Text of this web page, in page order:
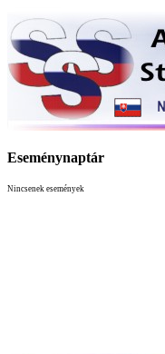
Eseménynaptár
Nincsenek események